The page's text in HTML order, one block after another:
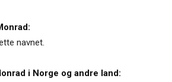
navnet.
i Norge og andre land: